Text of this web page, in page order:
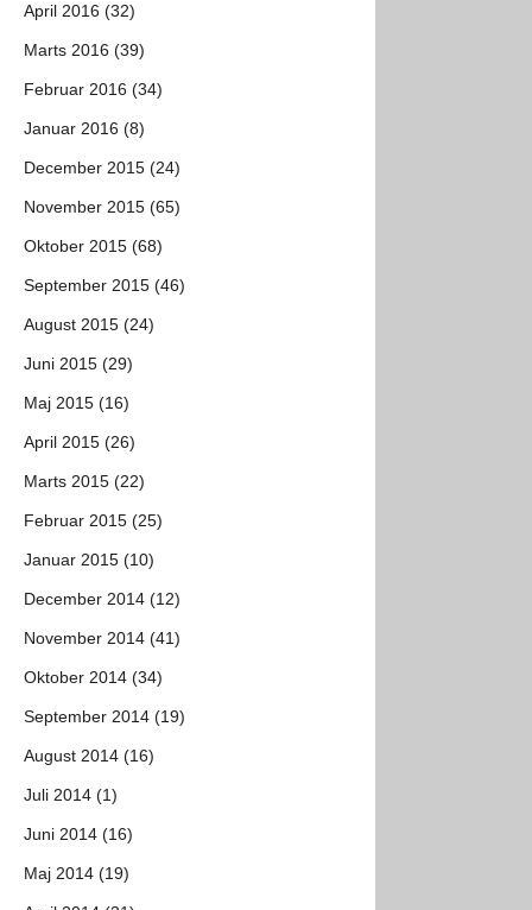
April 2016 (32)
Marts 2016 (39)
Februar 2016 (34)
Januar 2016 (8)
December 2015 (24)
November 2015 (65)
Oktober 2015 (68)
September 2015 (46)
August 2015 (24)
Juni 2015 (29)
Maj 2015 (16)
April 2015 (26)
Marts 2015 (22)
Februar 2015 (25)
Januar 2015 (10)
December 2014 (12)
November 2014 (41)
Oktober 2014 (34)
September 2014 (19)
August 2014 (16)
Juli 2014 (1)
Juni 2014 (16)
Maj 2014 (19)